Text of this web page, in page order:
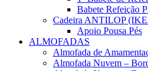
Babete Refeição
Cadeira ANTILOP
Apoio Pousa Pés
ALMOFADAS
Almofada de
Almofada Nuvem –